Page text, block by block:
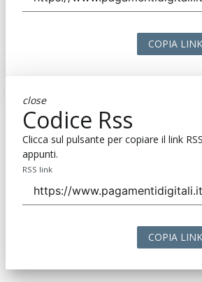
COPIA LINK
close
Codice Rss
Clicca sul pulsante per copiare il link
appunti.
RSS link
COPIA LINK